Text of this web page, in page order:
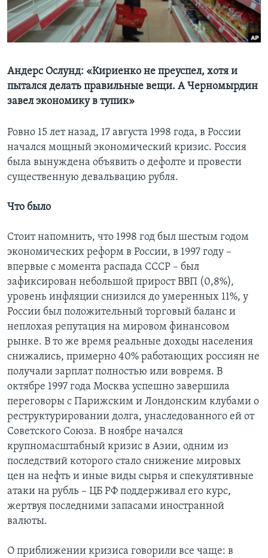
Learning English
Андерс Ослунд: «Кириенко не преуспел, хотя и
пытался делать правильные вещи. А Черномырдин
завел экономику в тупик»
Ровно 15 лет назад, 17 августа 1998 года, в России
начался мощный экономический кризис. Россия
была вынуждена объявить о дефолте и провести
существенную девальвацию рубля.
Что было
Стоит напомнить, что 1998 год был шестым годом
экономических реформ в России, в 1997 году –
впервые с момента распада СССР – был
зафиксирован небольшой прирост ВВП (0,8%),
уровень инфляции снизился до умеренных 11%, у
России был положительный торговый баланс и
неплохая репутация на мировом финансовом
рынке. В то же время реальные доходы населения
снижались, примерно 40% работающих россиян не
получали зарплат полностью или вовремя. В
октябре 1997 года Москва успешно завершила
переговоры с Парижским и Лондонским клубами о
реструктурировании долга, унаследованного ей от
Советского Союза. В ноябре начался
крупномасштабный кризис в Азии, одним из
последствий которого стало снижение мировых
цен на нефть и иные виды сырья и спекулятивные
атаки на рубль – ЦБ РФ поддерживал его курс,
жертвуя последними запасами иностранной
валюты.
О приближении кризиса говорили все чаще: в